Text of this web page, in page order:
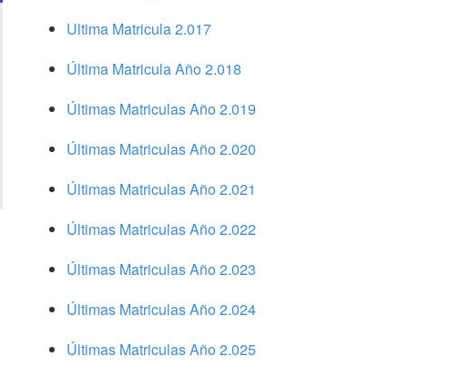
Ultima Matricula 2.017
Última Matricula Año 2.018
Últimas Matriculas Año 2.019
Últimas Matriculas Año 2.020
Últimas Matriculas Año 2.021
Últimas Matriculas Año 2.022
Últimas Matriculas Año 2.023
Últimas Matriculas Año 2.024
Últimas Matriculas Año 2.025